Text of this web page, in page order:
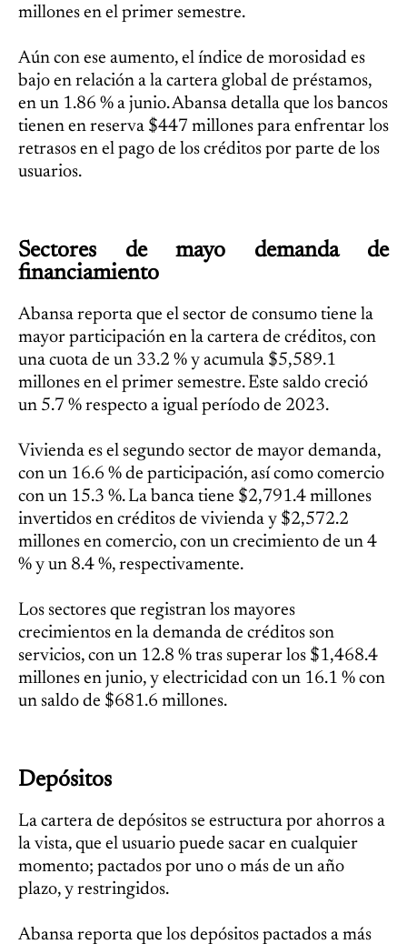
millones en el primer semestre.
Aún con ese aumento, el índice de morosidad es
bajo en relación a la cartera global de préstamos,
en un 1.86 % a junio. Abansa detalla que los bancos
tienen en reserva $447 millones para enfrentar los
retrasos en el pago de los créditos por parte de los
usuarios.
Sectores de mayo demanda de
financiamiento
Abansa reporta que el sector de consumo tiene la
mayor participación en la cartera de créditos, con
una cuota de un 33.2 % y acumula $5,589.1
millones en el primer semestre. Este saldo creció
un 5.7 % respecto a igual período de 2023.
Vivienda es el segundo sector de mayor demanda,
con un 16.6 % de participación, así como comercio
con un 15.3 %. La banca tiene $2,791.4 millones
invertidos en créditos de vivienda y $2,572.2
millones en comercio, con un crecimiento de un 4
% y un 8.4 %, respectivamente.
Los sectores que registran los mayores
crecimientos en la demanda de créditos son
servicios, con un 12.8 % tras superar los $1,468.4
millones en junio, y electricidad con un 16.1 % con
un saldo de $681.6 millones.
Depósitos
La cartera de depósitos se estructura por ahorros a
la vista, que el usuario puede sacar en cualquier
momento; pactados por uno o más de un año
plazo, y restringidos.
Abansa reporta que los depósitos pactados a más